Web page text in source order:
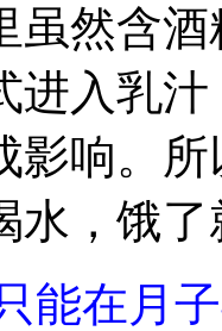
虽然含
进入乳
影响。
水，饿
能在月